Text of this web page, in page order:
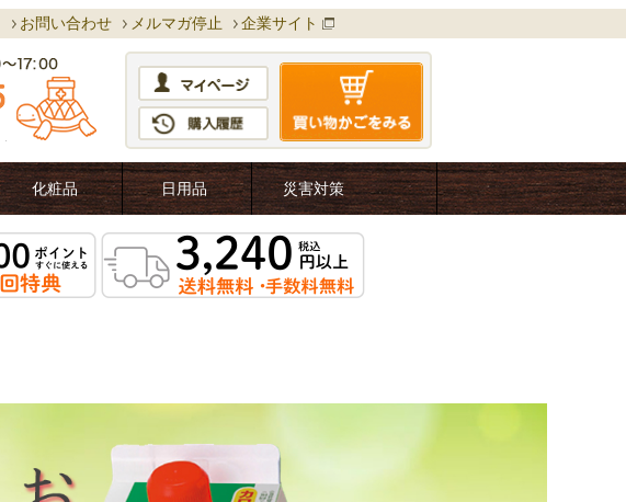
お問い合わせ メルマガ停止 企業サイト
化粧品 日用品 災害対策